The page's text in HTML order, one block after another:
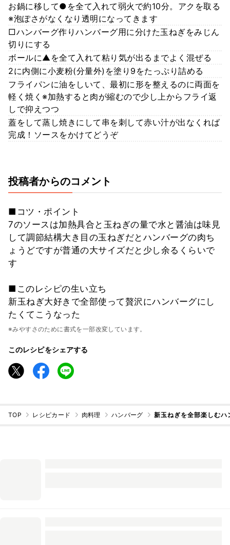
お鍋に移して●を全て入れて弱火で約10分。アクを取る
※泡ぽさがなくなり透明になってきます
□ハンバーグ作りハンバーグ用に分けた玉ねぎをみじん
切りにする
ボールに▲を全て入れて粘り気が出るまでよく混ぜる
2に内側に小麦粉(分量外)を塗り9をたっぷり詰める
フライパンに油をしいて、最初に形を整えるのに両面を
軽く焼く※加熱すると肉が縮むので少し上からフライ返
しで抑えつつ
蓋をして蒸し焼きにして串を刺して赤い汁が出なくれば
完成！ソースをかけてどうぞ
投稿者からのコメント
■コツ・ポイント
7のソースは加熱具合と玉ねぎの量で水と醤油は味見
して調節結構大き目の玉ねぎだとハンバーグの肉ち
ょうどですが普通の大サイズだと少し余るくらいで
す
■このレシピの生い立ち
新玉ねぎ大好きで全部使って贅沢にハンバーグにし
たくてこうなった
※みやすさのために書式を一部改変しています。
このレシピをシェアする
TOP レシピカード 肉料理 ハンバーグ 新玉ねぎを全部楽しむ